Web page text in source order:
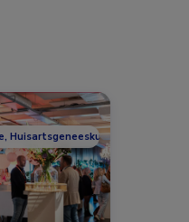
Huisartsgeneeskunde, Overig,